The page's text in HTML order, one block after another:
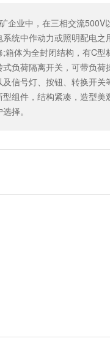
企业中，在三相交流500V
统中作动力或照明配电之
箱体为全封闭结构，有C型
负荷隔离开关，可带负荷
信号灯、按钮、转换开关
组件，结构紧凑，造型美
择。